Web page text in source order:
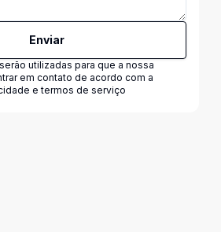
Enviar
utilizadas para que a nossa
em contato de acordo com a
e termos de serviço